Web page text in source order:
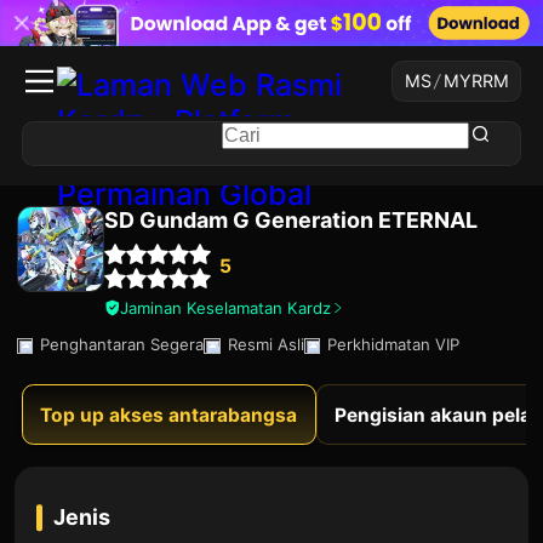
MS/ MYRRM
SD Gundam G Generation ETERNAL
5
Jaminan Keselamatan Kardz
Penghantaran Segera
Resmi Asli Perkhidmatan VIP
Top up akses antarabangsa Pengisian akaun
Jenis